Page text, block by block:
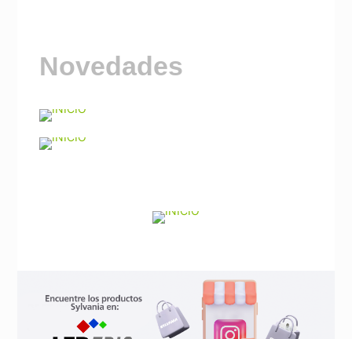
Novedades
Visitá nuestro Canal
Noticias